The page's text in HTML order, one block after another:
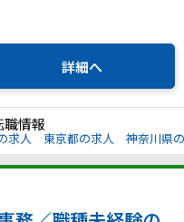
詳細へ
職情報
求人 東京都の求人 神奈川県